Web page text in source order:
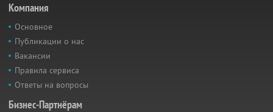
Компания
Основное
Публикации о нас
Вакансии
Правила сервиса
Ответы на вопросы
Бизнес-Партнёрам